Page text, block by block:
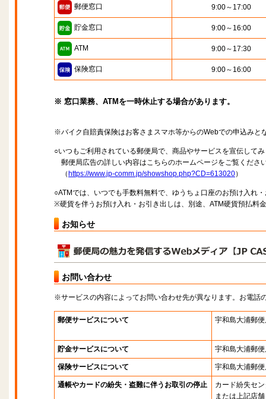
郵便窓口 9:00～17:00
貯金窓口 9:00～16:00
ATM 9:00～17:30
保険窓口 9:00～16:00
※ 窓口業務、ATMを一時休止する場合があります。
※バイク自賠責保険はお客さまスマホ等からのWebでの申込みと
○いつもご利用されている郵便局で、商品やサービスを宣伝して
郵便局広告の詳しい内容はこちらのホームページをご覧くださ
（ https://www.jp-comm.jp/showshop.php?CD=613020）
○ATMでは、いつでも手数料無料で、ゆうちょ口座のお預け入れ
※硬貨を伴うお預け入れ・お引き出しは、別途、ATM硬貨預払料
お知らせ
お問い合わせ
※サービスの内容によってお問い合わせ先が異なります。お電話
郵便サービスについて 宇和島大浦郵
貯金サービスについて 宇和島大浦郵
保険サービスについて 宇和島大浦郵
通帳やカードの紛失・盗難に伴うお取引の停止
カード紛失セ
または上記店舗